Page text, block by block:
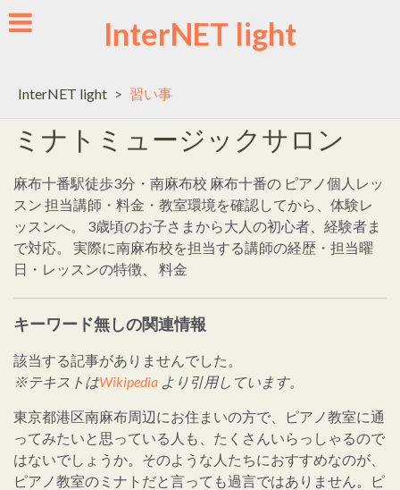
Skip
to
InterNET light
InterNET light > 習い事
ミナトミュージックサロン
麻布十番駅徒歩3分・南麻布校 麻布十番の ピアノ個人レッ
スン 担当講師・料金・教室環境を確認してから、体験レ
ッスンへ。 3歳頃のお子さまから大人の初心者、経験者ま
で対応。 実際に南麻布校を担当する講師の経歴・担当曜
日・レッスンの特徴、 料金
キーワード無しの関連情報
該当する記事がありませんでした。
※テキストはWikipedia より引用しています。
東京都港区南麻布周辺にお住まいの方で、ピアノ教室に通
ってみたいと思っている人も、たくさんいらっしゃるので
はないでしょうか。そのような人たちにおすすめなのが、
ピアノ教室のミナトだと言っても過言ではありません。ピ